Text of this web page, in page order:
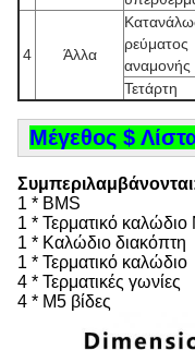
4 Άλλα
ρεύματος
αναμονής
Τετάρτη
Μέγεθος $
1 * BMS
1 * Τερματικό καλώδιο
1 * Καλώδιο διακόπτη
1 * Τερματικό καλώδιο
4 * Τερματικές γωνίες
4 * M5 βίδες